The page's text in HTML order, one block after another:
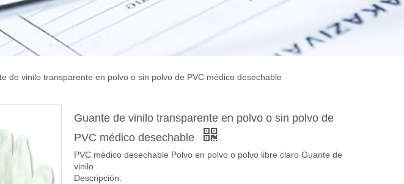
de vinilo transparente en polvo o sin polvo de PVC médico desechable
Guante de vinilo transparente en polvo o sin polvo de
PVC médico desechable
PVC médico desechable Polvo en polvo o polvo libre claro Guante de
vinilo
Descripción: